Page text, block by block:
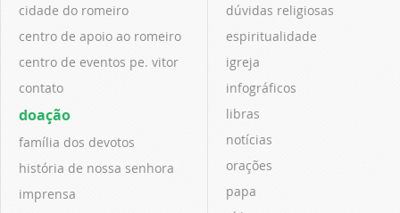
cidade do romeiro
centro de apoio ao romeiro
centro de eventos pe. vitor
contato
doação
família dos devotos
história de nossa senhora
imprensa
dúvidas religiosas
espiritualidade
igreja
infográficos
libras
notícias
orações
papa